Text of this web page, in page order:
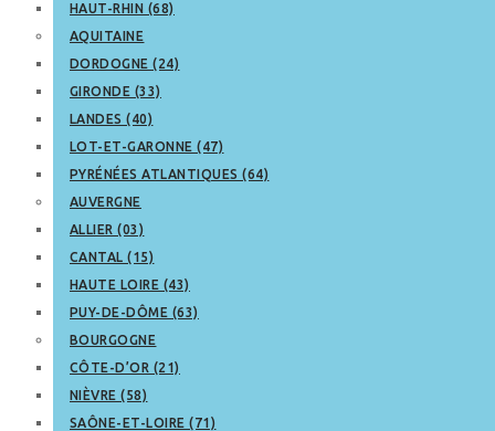
HAUT-RHIN (68)
AQUITAINE
DORDOGNE (24)
GIRONDE (33)
LANDES (40)
LOT-ET-GARONNE (47)
PYRÉNÉES ATLANTIQUES (64)
AUVERGNE
ALLIER (03)
CANTAL (15)
HAUTE LOIRE (43)
PUY-DE-DÔME (63)
BOURGOGNE
CÔTE-D’OR (21)
NIÈVRE (58)
SAÔNE-ET-LOIRE (71)